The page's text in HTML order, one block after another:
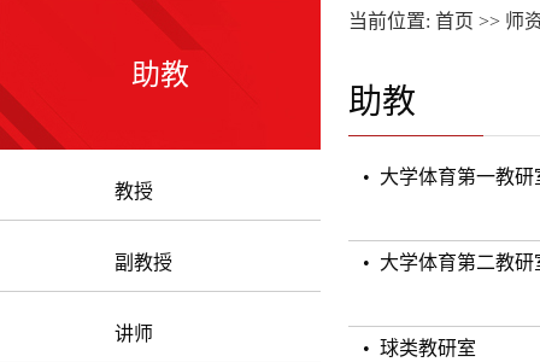
助教
教授
副教授
讲师
当前位置: 首页 >> 师
助教
• 大学体育第一教研
• 大学体育第二教研
• 球类教研室